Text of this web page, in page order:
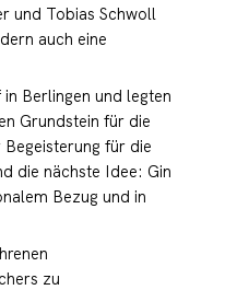
und Tobias Schwoll
auch eine
Berlingen und legten
Grundstein für die
für die
die nächste Idee: Gin
Bezug und in
zu